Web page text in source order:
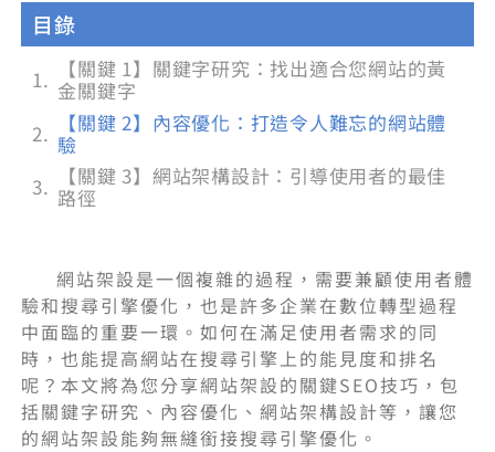
目錄
【關鍵 1】關鍵字研究：找出適合您網站的黃
金關鍵字
【關鍵 2】內容優化：打造令人難忘的網站體
驗
【關鍵 3】網站架構設計：引導使用者的最佳
路徑
網站架設是一個複雜的過程，需要兼顧使用者體
驗和搜尋引擎優化，也是許多企業在數位轉型過程
中面臨的重要一環。如何在滿足使用者需求的同
時，也能提高網站在搜尋引擎上的能見度和排名
呢？本文將為您分享網站架設的關鍵SEO技巧，包
括關鍵字研究、內容優化、網站架構設計等，讓您
的網站架設能夠無縫銜接搜尋引擎優化。